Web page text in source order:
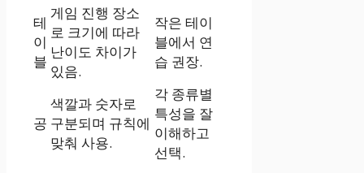
테
이
블
게임 진행 장소
로 크기에 따라
난이도 차이가
있음.
작은 테이
블에서 연
습 권장.
공
색깔과 숫자로
구분되며 규칙에
맞춰 사용.
각 종류별
특성을 잘
이해하고
선택.